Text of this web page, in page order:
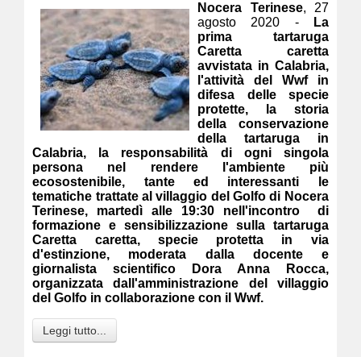
Nocera Terinese, 27
agosto 2020 -
La
prima tartaruga
Caretta caretta
avvistata in Calabria,
l'attività del Wwf in
difesa delle specie
protette, la storia
della conservazione
della tartaruga in
Calabria, la responsabilità di ogni singola
persona nel rendere l'ambiente più
ecosostenibile, tante ed interessanti le
tematiche trattate al villaggio del Golfo di Nocera
Terinese, martedì alle 19:30 nell'incontro di
formazione e sensibilizzazione sulla tartaruga
Caretta caretta, specie protetta in via
d'estinzione, moderata dalla docente e
giornalista scientifico Dora Anna Rocca,
organizzata dall'amministrazione del villaggio
del Golfo in collaborazione con il Wwf.
Leggi tutto...